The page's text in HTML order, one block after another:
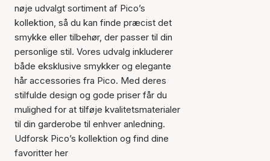
nøje udvalgt sortiment af Pico’s
kollektion, så du kan finde præcist det
smykke eller tilbehør, der passer til din
personlige stil. Vores udvalg inkluderer
både eksklusive smykker og elegante
hår accessories fra Pico. Med deres
stilfulde design og gode priser får du
mulighed for at tilføje kvalitetsmaterialer
til din garderobe til enhver anledning.
Udforsk Pico’s kollektion og find dine
favoritter her